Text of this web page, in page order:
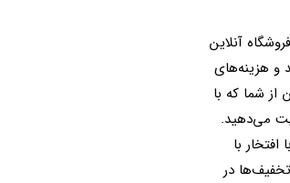
آنلاین
و هزینه‌های
شما که با
می‌دهید.
با
در